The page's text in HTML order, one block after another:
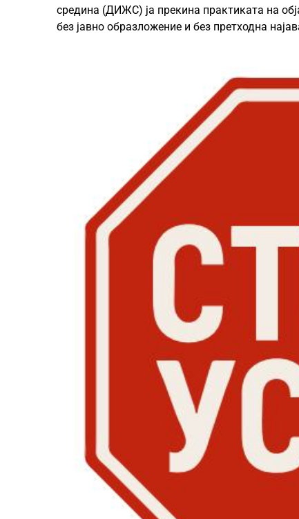
средина (ДИЖС) ја прекина практиката на
без јавно образложение и без претходна